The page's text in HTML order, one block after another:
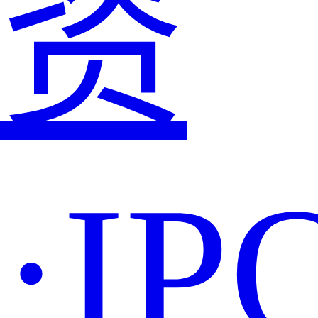
资